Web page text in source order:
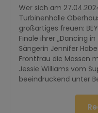
Wer sich am
Turbinenhalle
großartiges freuen:
Finale ihrer „Dancing
Sängerin Jennifer
Frontfrau die Massen
Jessie Williams vom
beeindruckend unter